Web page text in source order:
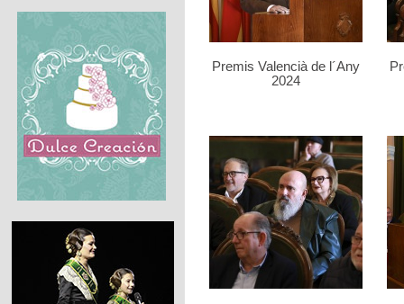
Premis Valencià de l´Any
2024